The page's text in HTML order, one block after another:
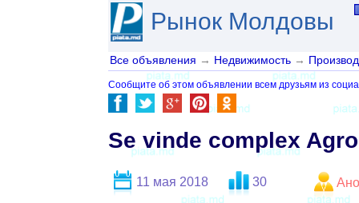
Рынок Молдовы
Все объявления → Недвижимость →
Сообщите об этом объявлении всем друзьям из
Se vinde complex
11 мая 2018 30